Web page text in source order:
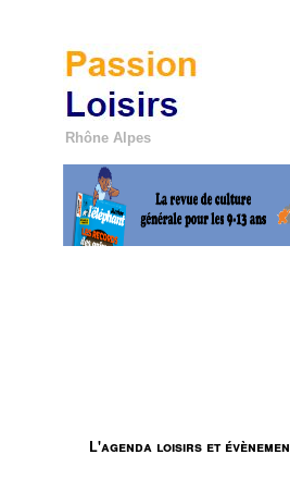
Rhône Alpes
L'agenda loisirs et